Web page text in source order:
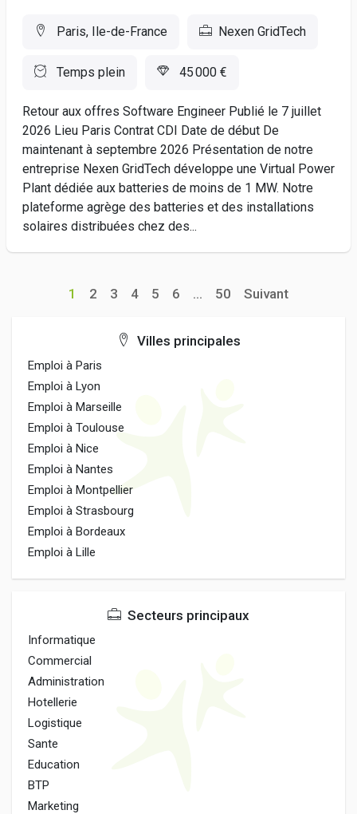
Paris, Ile-de-France Nexen GridTech
Temps plein 45 000 €
Retour aux offres Software Engineer Publié le 7 juillet
2026 Lieu Paris Contrat CDI Date de début De
maintenant à septembre 2026 Présentation de notre
entreprise Nexen GridTech développe une Virtual Power
Plant dédiée aux batteries de moins de 1 MW. Notre
plateforme agrège des batteries et des installations
solaires distribuées chez des...
1 2 3 4 5 6 ... 50 Suivant
Villes principales
Emploi à Paris
Emploi à Lyon
Emploi à Marseille
Emploi à Toulouse
Emploi à Nice
Emploi à Nantes
Emploi à Montpellier
Emploi à Strasbourg
Emploi à Bordeaux
Emploi à Lille
Secteurs principaux
Informatique
Commercial
Administration
Hotellerie
Logistique
Sante
Education
BTP
Marketing